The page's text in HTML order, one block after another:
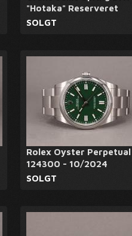
"Hotaka" Reserveret
SOLGT
Rolex Oyster Perpetual
124300 - 10/2024
SOLGT